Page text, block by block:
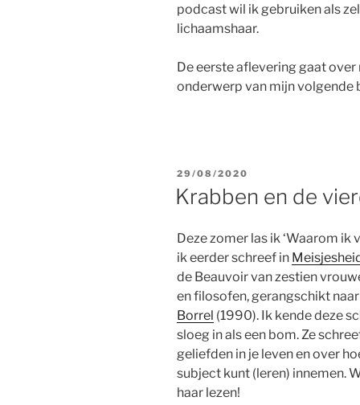
podcast wil ik gebruiken als
lichaamshaar.
De eerste aflevering gaat
onderwerp van mijn volgende
GEPLAATST
OP
29/08/2020
Krabben en de
Deze zomer las ik ‘Waarom ik
ik eerder schreef in
de Beauvoir van zestien
en filosofen, gerangschikt
Borrel (1990). Ik kende deze
sloeg in als een bom. Ze
geliefden in je leven en over
subject kunt (leren) innemen.
haar lezen!